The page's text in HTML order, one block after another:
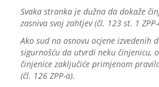
Svaka stranka je dužna da dokaže
zasniva svoj zahtjev (čl. 123 st. 1 ZPP-
Ako sud na osnovu ocjene izvedenih
sigurnošću da utvrdi neku činjenicu,
činjenice zaključiće primjenom
(čl. 126 ZPP-a).